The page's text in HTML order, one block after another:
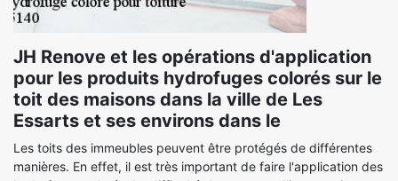
JH Renove et les opérations d'application
pour les produits hydrofuges colorés sur le
toit des maisons dans la ville de Les
Essarts et ses environs dans le
Les toits des immeubles peuvent être protégés de différentes
manières. En effet, il est très important de faire l'application des